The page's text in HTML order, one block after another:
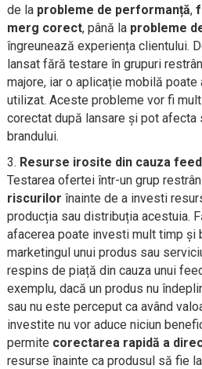
de la probleme de performanță,
merg corect, până la probleme
îngreunează experiența clientului.
lansat fără testare în grupuri
majore, iar o aplicație mobilă poate
utilizat. Aceste probleme vor fi
corectat după lansare și pot
brandului.
Resurse irosite din cauza
Testarea ofertei într-un grup
riscurilor înainte de a investi
producția sau distribuția acestuia.
afacerea poate investi mult timp și
marketingul unui produs sau
respins de piață din cauza unui
exemplu, dacă un produs nu
sau nu este perceput ca având
investite nu vor aduce niciun
permite corectarea rapidă a
resurse înainte ca produsul să fie